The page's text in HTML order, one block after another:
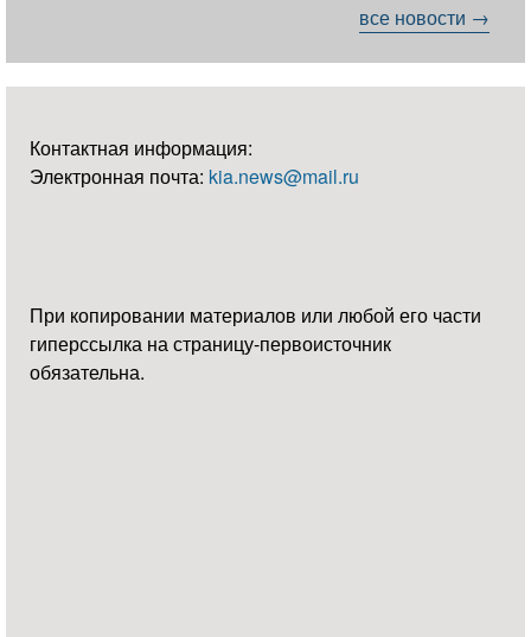
все новости →
Контактная информация:
Электронная почта: kia.news@mail.ru
При копировании материалов или любой его части
гиперссылка на страницу-первоисточник
обязательна.